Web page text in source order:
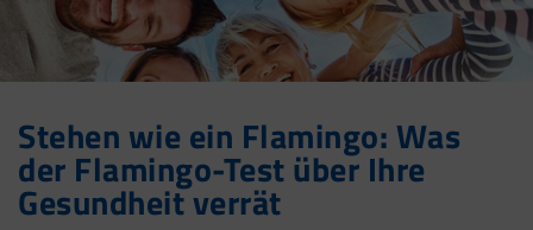
Stehen wie ein Flamingo: Was
der Flamingo-Test über Ihre
Gesundheit verrät